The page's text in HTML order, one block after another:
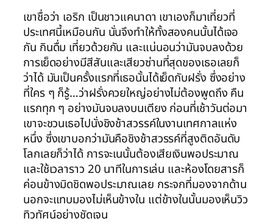
เขาชื่อว่า เอริก เป็นชาวแคนาดา เขาเองก็มาเที่ยวที่
ประเทศนี้เหมือนกัน นั่นจึงทำให้ทั้งสองคนนั้นได้เจอ
กัน กินดื่ม เที่ยวด้วยกัน และแน่นอนว่ามันจบลงด้วย
การเย็ดอย่างมีสีสันและเสียวซ่านที่สุดของเธอเลยก็
ว่าได้ มันเป็นครั้งแรกที่เธอนั้นได้เย็ดกับฝรั่ง ซึ่งอย่าง
ที่ใคร ๆ ก็รู้…ว่าฝรั่งควยใหญ่อย่างไม่ต้องพูดถึง คืน
แรกทุก ๆ อย่างมันจบลงบนเตียง ก่อนที่เช้าวันต่อมา
เขาจะชวนเธอไปนั่งชิงช้าสวรรค์ในงานเทศกาลแห่ง
หนึ่ง ซึ่งเขาบอกว่ามันคือชิงช้าสวรรค์ที่สูงติดอันดับ
โลกเลยก็ว่าได้ การจะเนนั้นต้องเสียเงินพอประมาณ
และใช้เวลาราว 20 นาทีในการเล่น และห้องโดยสารก็
ค่อนข้างมิดชิดพอประมาณเลย กระจกที่มองจากด้าน
นอกจะแทบมองไม่เห็นข้างใน แต่ข้างในนั้นมองเห็นวิว
ทิวทัศน์อย่างชัดเจน